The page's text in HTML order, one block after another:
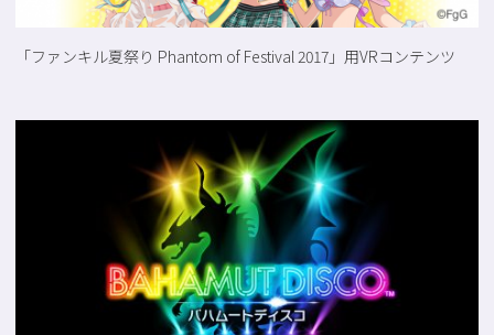
「ファンキル夏祭り Phantom of Festival 2017」用VRコンテンツ